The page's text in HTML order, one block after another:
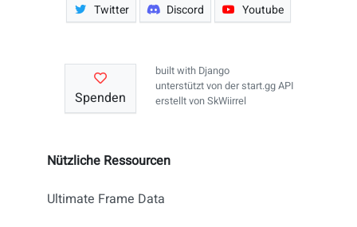
Twitter Discord Youtube
Nützliche Ressourcen
Ultimate Frame Data
Spenden
built with Django
unterstützt von derstart.gg API
erstellt vonSkWiirrel